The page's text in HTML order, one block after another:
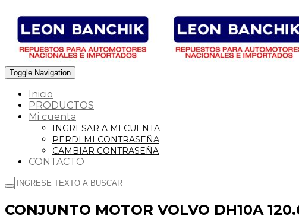
Toggle Navigation
Inicio
PRODUCTOS
Mi cuenta
INGRESAR A MI CUENTA
PERDI MI CONTRASEÑA
CAMBIAR CONTRASEÑA
CONTACTO
CONJUNTO MOTOR VOLVO DH10A